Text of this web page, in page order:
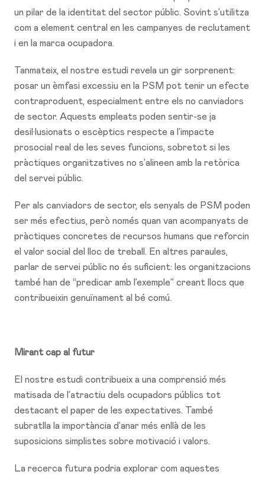
un pilar de la identitat del sector públic. Sovint s’utilitza
com a element central en les campanyes de reclutament
i en la marca ocupadora.
Tanmateix, el nostre estudi revela un gir sorprenent:
posar un èmfasi excessiu en la PSM pot tenir un efecte
contraproduent, especialment entre els no canviadors
de sector. Aquests empleats poden sentir-se ja
desil·lusionats o escèptics respecte a l’impacte
prosocial real de les seves funcions, sobretot si les
pràctiques organitzatives no s’alineen amb la retòrica
del servei públic.
Per als canviadors de sector, els senyals de PSM poden
ser més efectius, però només quan van acompanyats de
pràctiques concretes de recursos humans que reforcin
el valor social del lloc de treball. En altres paraules,
parlar de servei públic no és suficient: les organitzacions
també han de “predicar amb l’exemple” creant llocs que
contribueixin genuïnament al bé comú.
Mirant cap al futur
El nostre estudi contribueix a una comprensió més
matisada de l’atractiu dels ocupadors públics tot
destacant el paper de les expectatives. També
subratlla la importància d’anar més enllà de les
suposicions simplistes sobre motivació i valors.
La recerca futura podria explorar com aquestes